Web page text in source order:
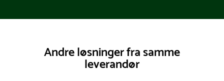
Andre løsninger fra samme
leverandør